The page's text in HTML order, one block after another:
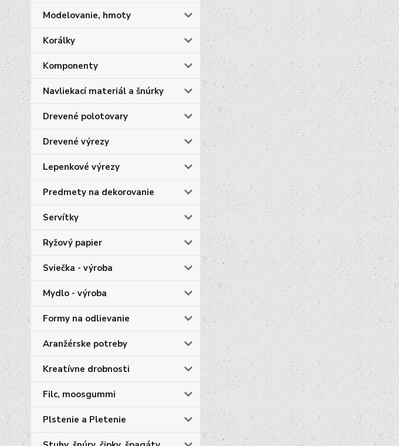
Modelovanie, hmoty
Korálky
Komponenty
Navliekací materiál a šnúrky
Drevené polotovary
Drevené výrezy
Lepenkové výrezy
Predmety na dekorovanie
Servítky
Ryžový papier
Sviečka - výroba
Mydlo - výroba
Formy na odlievanie
Aranžérske potreby
Kreatívne drobnosti
Filc, moosgummi
Plstenie a Pletenie